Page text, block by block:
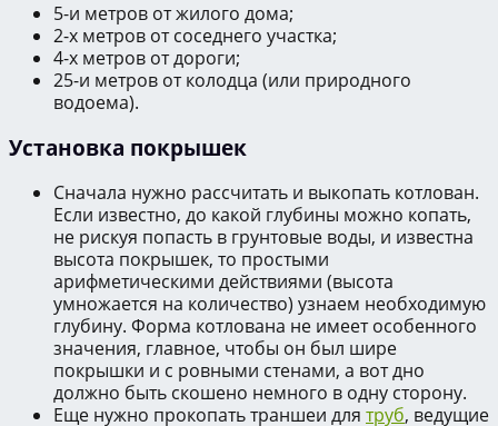
5-и метров от жилого дома;
2-х метров от соседнего участка;
4-х метров от дороги;
25-и метров от колодца (или природного
водоема).
Установка покрышек
Сначала нужно рассчитать и выкопать котлован.
Если известно, до какой глубины можно копать,
не рискуя попасть в грунтовые воды, и известна
высота покрышек, то простыми
арифметическими действиями (высота
умножается на количество) узнаем необходимую
глубину. Форма котлована не имеет особенного
значения, главное, чтобы он был шире
покрышки и с ровными стенами, а вот дно
должно быть скошено немного в одну сторону.
Еще нужно прокопать траншеи для труб, ведущие